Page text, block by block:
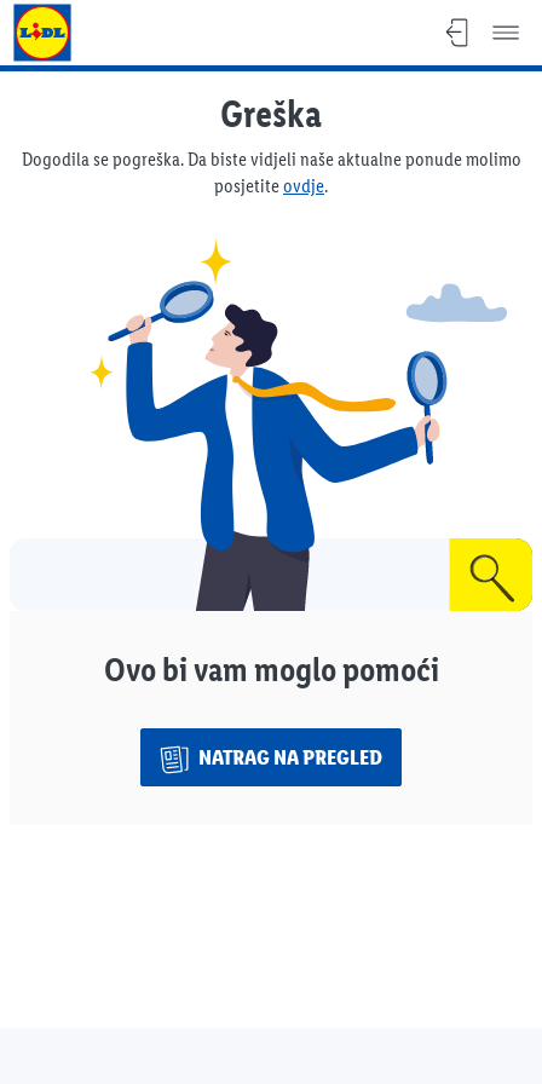
Lidl katalog
Greška
Dogodila se pogreška. Da biste vidjeli naše aktualne ponude molimo
posjetiteovdje.
Ovo bi vam moglo pomoći
NATRAG NA PREGLED